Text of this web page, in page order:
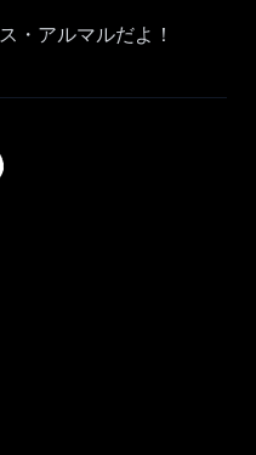
・アルマルだよ！